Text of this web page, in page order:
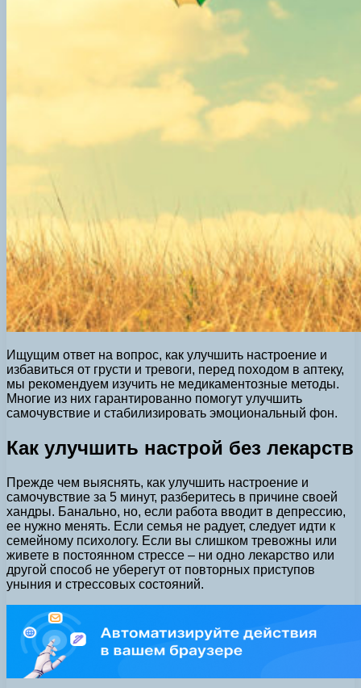
Ищущим ответ на вопрос, как улучшить настроение и
избавиться от грусти и тревоги, перед походом в аптеку,
мы рекомендуем изучить не медикаментозные методы.
Многие из них гарантированно помогут улучшить
самочувствие и стабилизировать эмоциональный фон.
Как улучшить настрой без лекарств
Прежде чем выяснять, как улучшить настроение и
самочувствие за 5 минут, разберитесь в причине своей
хандры. Банально, но, если работа вводит в депрессию,
ее нужно менять. Если семья не радует, следует идти к
семейному психологу. Если вы слишком тревожны или
живете в постоянном стрессе – ни одно лекарство или
другой способ не уберегут от повторных приступов
уныния и стрессовых состояний.